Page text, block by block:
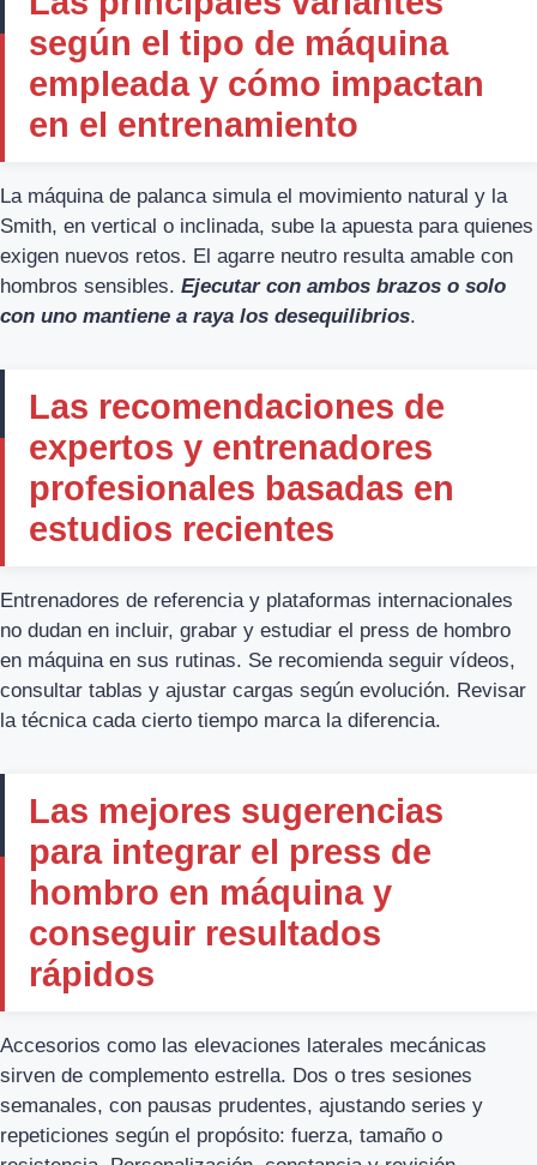
según el tipo de máquina
empleada y cómo impactan
en el entrenamiento
La máquina de palanca simula el movimiento natural y la
Smith, en vertical o inclinada, sube la apuesta para quienes
exigen nuevos retos. El agarre neutro resulta amable con
hombros sensibles. Ejecutar con ambos brazos o solo
con uno mantiene a raya los desequilibrios.
Las recomendaciones de
expertos y entrenadores
profesionales basadas en
estudios recientes
Entrenadores de referencia y plataformas internacionales
no dudan en incluir, grabar y estudiar el press de hombro
en máquina en sus rutinas. Se recomienda seguir vídeos,
consultar tablas y ajustar cargas según evolución. Revisar
la técnica cada cierto tiempo marca la diferencia.
Las mejores sugerencias
para integrar el press de
hombro en máquina y
conseguir resultados
rápidos
Accesorios como las elevaciones laterales mecánicas
sirven de complemento estrella. Dos o tres sesiones
semanales, con pausas prudentes, ajustando series y
repeticiones según el propósito: fuerza, tamaño o